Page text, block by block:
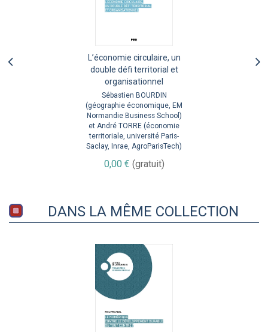
L’économie circulaire, un
double défi territorial et
organisationnel
Sébastien BOURDIN
(géographie économique, EM
Normandie Business School)
et André TORRE (économie
territoriale, université Paris-
Saclay, Inrae, AgroParisTech)
0,00 € (gratuit)
DANS LA MÊME COLLECTION